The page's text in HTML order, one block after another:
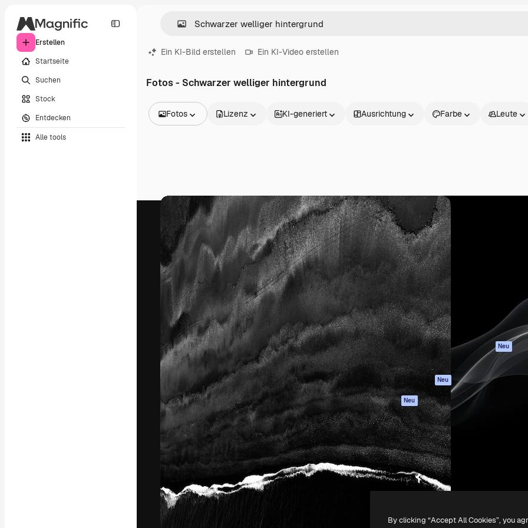
Erstellen
Startseite
Suchen
Stock
Entdecken
Alle tools
Ein KI-Bild erstellen Ein KI-Video erstellen
Fotos - Schwarzer welliger hintergrund
Fotos
Videos
Filmmaterial
Motion Graphics
Videovorlagen
Icons
3D-Modelle
Schriftarten
Lizenz KI-generiert Ausrichtung Farbe Leute
Die kreative Plattform, um deine beste
Arbeit zu verwirklichen. Mehr als 1 Million
Abonnenten unter Kreativen, Unternehmen,
Agenturen und Studios.
Deutsch
Produkte
Spaces
KI-Assistent
KI-Bildgenerator
KI-Videogenerator
KI-
Stimmengenerator
Stock-Inhalte
MCP für
Claude/ChatGPT
Neu
Agenten Neu
API
Mobile App
Alle Magnific-Tools
Originale Neu
Cookie-Richtlinie
Partner
Unternehmen
Copyright © 2010-2026Freepik Company S.L.U.Alle Rechte vorbehalten
By clicking “Accept All Cookies”, you